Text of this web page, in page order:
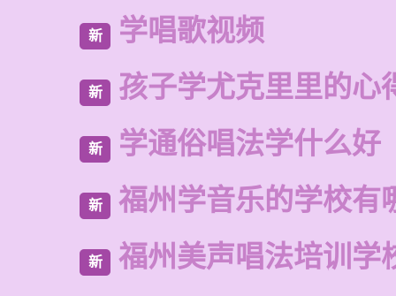
新 学唱歌视频
新 孩子学尤克里里的心
新 学通俗唱法学什么好
新 福州学音乐的学校有
新 福州美声唱法培训学